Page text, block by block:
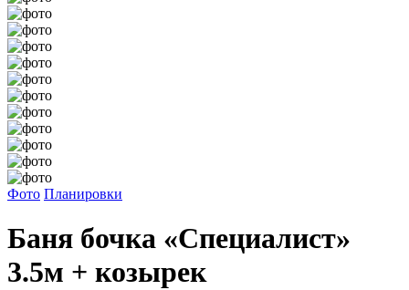
Фото Планировки
Баня бочка «Специалист»
3.5м + козырек